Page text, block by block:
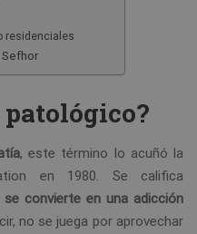
residenciales
patológico?
, este término lo acuñó la
en 1980. Se califica
se convierte en una adicción
no se juega por aprovechar